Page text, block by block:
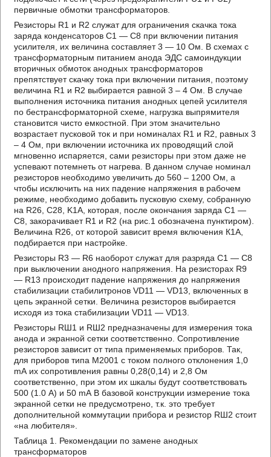
первичные обмотки трансформаторов.
Резисторы R1 и R2 служат для ограничения скачка тока
заряда конденсаторов C1 — C8 при включении питания
усилителя, их величина составляет 3 — 10 Ом. В схемах с
трансформаторным питанием анода ЭДС самоиндукции
вторичных обмоток анодных трансформаторов
препятствует скачку тока при включении питания, поэтому
величина R1 и R2 выбирается равной 3 – 4 Ом. В случае
выполнения источника питания анодных цепей усилителя
по бестрансформаторной схеме, нагрузка выпрямителя
становится чисто емкостной. При этом значительно
возрастает пусковой ток и при номиналах R1 и R2, равных 3
– 4 Ом, при включении источника их проводящий слой
мгновенно испаряется, сами резисторы при этом даже не
успевают потемнеть от нагрева. В данном случае номинал
резисторов необходимо увеличить до 560 – 1200 Ом, а
чтобы исключить на них падение напряжения в рабочем
режиме, необходимо добавить пусковую схему, собранную
на R26, C28, K1A, которая, после окончания заряда C1 —
C8, закорачивает R1 и R2 (на рис.1 обозначена пунктиром).
Величина R26, от которой зависит время включения К1А,
подбирается при настройке.
Резисторы R3 — R6 наоборот служат для разряда C1 — C8
при выключении анодного напряжения. На резисторах R9
— R13 происходит падение напряжения до напряжения
стабилизации стабилитронов VD11 — VD13, включенных в
цепь экранной сетки. Величина резисторов выбирается
исходя из тока стабилизации VD11 — VD13.
Резисторы RШ1 и RШ2 предназначены для измерения тока
анода и экранной сетки соответственно. Сопротивление
резисторов зависит от типа применяемых приборов. Так,
для приборов типа М2001 с током полного отклонения 1,0
mА их сопротивления равны 0,28(0,14) и 2,8 Ом
соответственно, при этом их шкалы будут соответствовать
500 (1.0 А) и 50 mА В базовой конструкции измерение тока
экранной сетки не предусмотрено, т.к. это требует
дополнительной коммутации прибора и резистор RШ2 стоит
«на любителя».
Таблица 1. Рекомендации по замене анодных
трансформаторов